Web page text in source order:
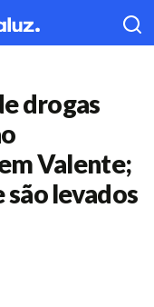
drogas
Valente;
levados